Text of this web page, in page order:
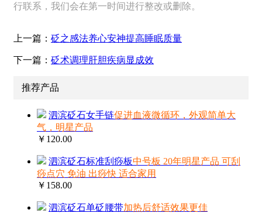
行联系，我们会在第一时间进行整改或删除。
上一篇： 砭之感法养心安神提高睡眠质量
下一篇： 砭术调理肝胆疾病显成效
推荐产品
泗滨砭石女手链促进血液微循环，外观简单大
气，明星产品
￥120.00
泗滨砭石标准刮痧板中号板 20年明星产品 可刮
痧点穴 免油 出痧快 适合家用
￥158.00
泗滨砭石单砭腰带加热后舒适效果更佳